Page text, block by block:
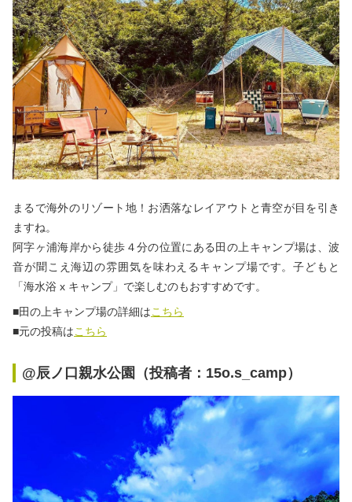
まるで海外のリゾート地！お洒落なレイアウトと青空が目を引き
ますね。
阿字ヶ浦海岸から徒歩４分の位置にある田の上キャンプ場は、波
音が聞こえ海辺の雰囲気を味わえるキャンプ場です。子どもと
「海水浴 x キャンプ」 で楽しむのもおすすめです。
■田の上キャンプ場の詳細はこちら
■元の投稿はこちら
@辰ノ口親水公園（投稿者：15o.s_camp）